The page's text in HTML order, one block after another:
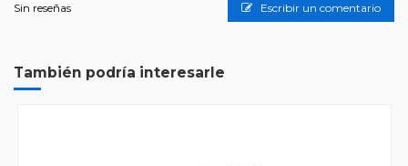
Sin reseñas Escribir un comentario
También podría interesarle